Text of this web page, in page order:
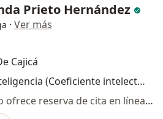
Prieto Hernández
· Ver más
Cajicá
Evaluación de la inteligencia (Coeficiente intelectual)
Este especialista no ofrece reserva de cita en línea en esta dirección.